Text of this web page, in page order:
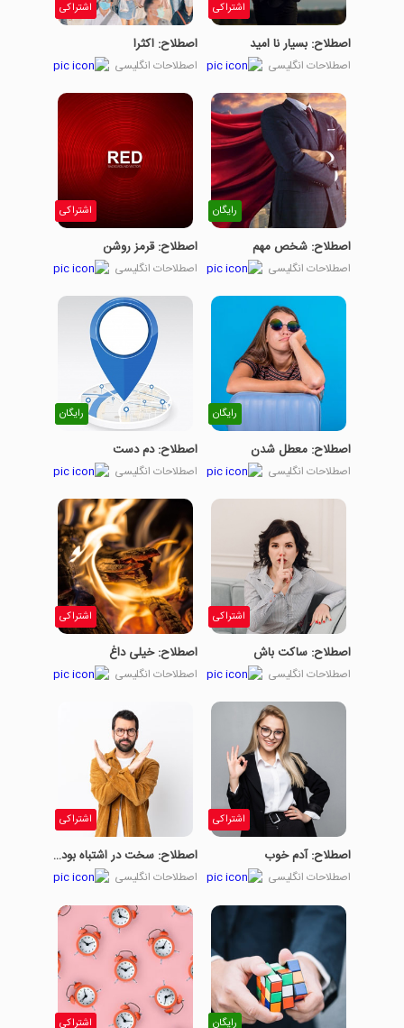
اشتراکی
اصطلاح: بسیار نا امید
اصطلاحات انگلیسی
اشتراکی
اصطلاح: اکثرا
اصطلاحات انگلیسی
رایگان
اصطلاح: شخص مهم
اصطلاحات انگلیسی
اشتراکی
اصطلاح: قرمز روشن
اصطلاحات انگلیسی
رایگان
اصطلاح: معطل شدن
اصطلاحات انگلیسی
رایگان
اصطلاح: دم دست
اصطلاحات انگلیسی
اشتراکی
اصطلاح: ساکت باش
اصطلاحات انگلیسی
اشتراکی
اصطلاح: خیلی داغ
اصطلاحات انگلیسی
اشتراکی
اصطلاح: آدم خوب
اصطلاحات انگلیسی
اشتراکی
اصطلاح: سخت در اشتباه بودن
اصطلاحات انگلیسی
رایگان اشتراکی